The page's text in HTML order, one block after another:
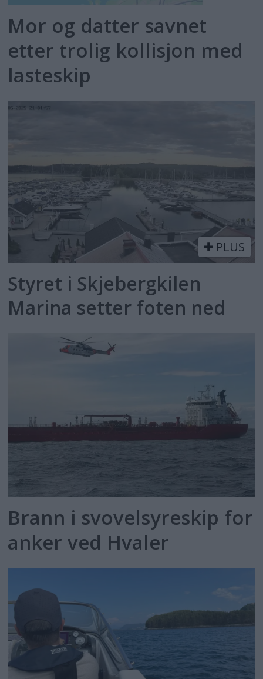
Mor og datter savnet
etter trolig kollisjon med
lasteskip
PLUS
Styret i Skjebergkilen
Marina setter foten ned
Brann i svovelsyreskip for
anker ved Hvaler